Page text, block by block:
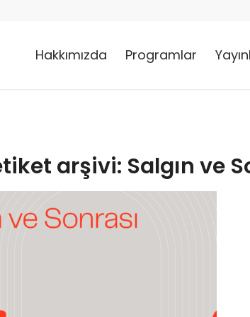
Hakkımızda Programlar
arşivi: Salgın ve